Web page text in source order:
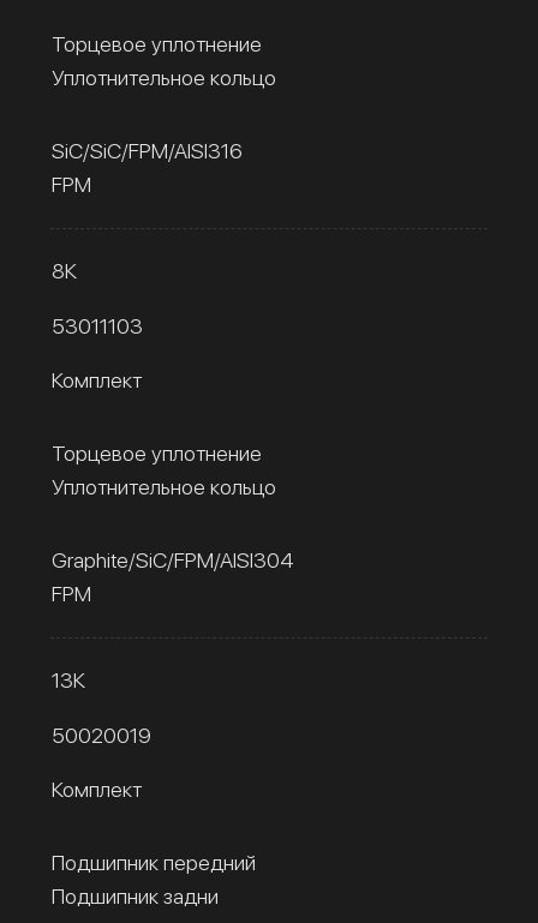
Торцевое уплотнение
Уплотнительное кольцо
SiC/SiC/FPM/AISI316
FPM
8К
53011103
Комплект
Торцевое уплотнение
Уплотнительное кольцо
Graphite/SiC/FPM/AISI304
FPM
13К
50020019
Комплект
Подшипник передний
Подшипник задни